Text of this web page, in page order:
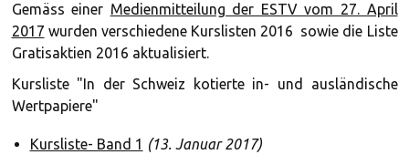
Gemäss einer Medienmitteilung der ESTV vom 27. April
2017 wurden verschiedene Kurslisten 2016 sowie die Liste
Gratisaktien 2016 aktualisiert.
Kursliste "In der Schweiz kotierte in- und ausländische
Wertpapiere"
Kursliste- Band 1 (13. Januar 2017)